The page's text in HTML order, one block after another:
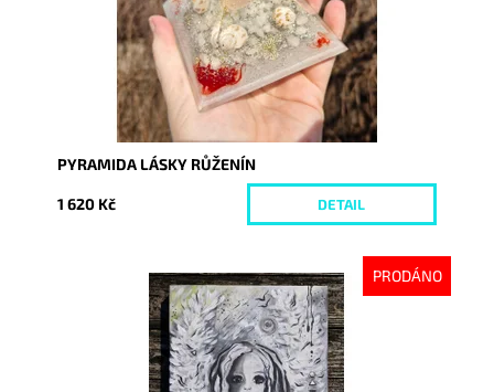
PYRAMIDA LÁSKY RŮŽENÍN
1 620 Kč DETAIL
PRODÁNO
Vyprodáno
10071